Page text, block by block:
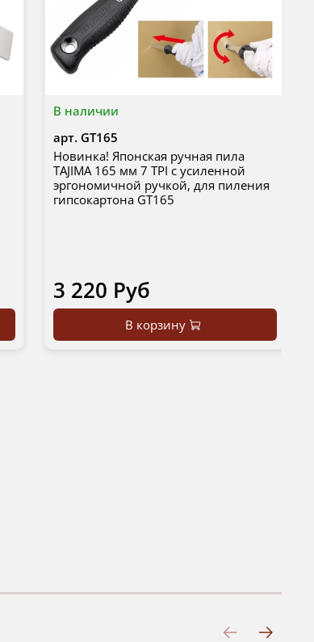
В наличии
арт. GT165
Новинка! Японская ручная пила
TAJIMA 165 мм 7 TPI с усиленной
эргономичной ручкой, для пиления
гипсокартона GT165
3 220 Руб
В корзину